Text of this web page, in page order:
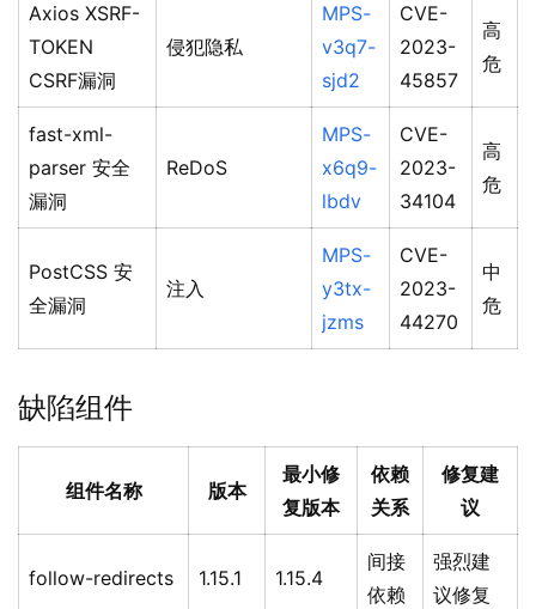
Axios XSRF-
TOKEN
CSRF漏洞
侵犯隐私
MPS-
v3q7-
sjd2
CVE-
2023-
45857
高
危
fast-xml-
parser 安全
漏洞
ReDoS
MPS-
x6q9-
lbdv
CVE-
2023-
34104
高
危
PostCSS 安
全漏洞
注入
MPS-
y3tx-
jzms
CVE-
2023-
44270
中
危
缺陷组件
组件名称 版本
最小修
复版本
依赖
关系
修复建
议
follow-redirects 1.15.1 1.15.4
间接
依赖
强烈建
议修复